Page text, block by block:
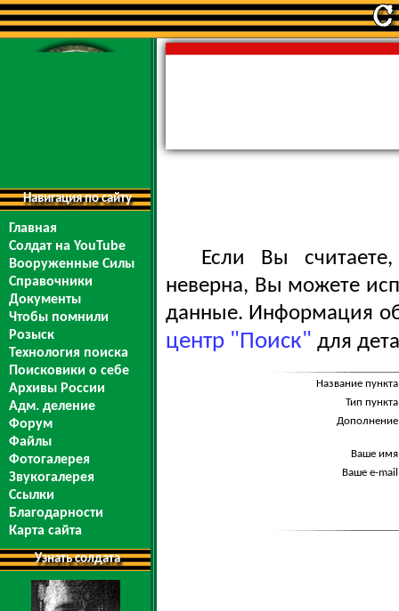
Навигация по сайту
Главная
Солдат на YouTube
Вооруженные Силы
Справочники
Документы
Чтобы помнили
Розыск
Технология поиска
Поисковики о себе
Архивы России
Адм. деление
Форум
Файлы
Фотогалерея
Звукогалерея
Ссылки
Благодарности
Карта сайта
Узнать солдата
Если Вы
неверна, Вы можете
данные. Информация
центр "Поиск" для
Название
Тип
Ваше
Ваше e-